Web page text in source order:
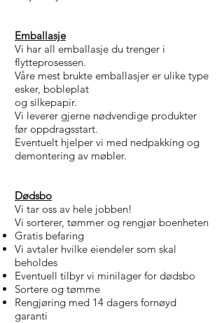
Emballasje
Vi har all emballasje du trenger i
flytteprosessen.
Våre mest brukte emballasjer er ulike type
esker, bobleplat
og silkepapir.
Vi leverer gjerne nødvendige produkter
før oppdragsstart.
Eventuelt hjelper vi med nedpakking og
demontering av møbler.
Dødsbo
Vi tar oss av hele jobben!
Vi sorterer, tømmer og rengjør boenheten
Gratis befaring
Vi avtaler hvilke eiendeler som skal
beholdes
Eventuell tilbyr vi minilager for dødsbo
Sortere og tømme
Rengjøring med 14 dagers fornøyd
garanti